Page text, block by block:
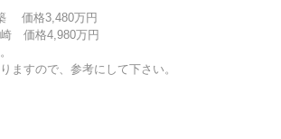
価格3,480万円
価格4,980万円
ますので、参考にして下さい。